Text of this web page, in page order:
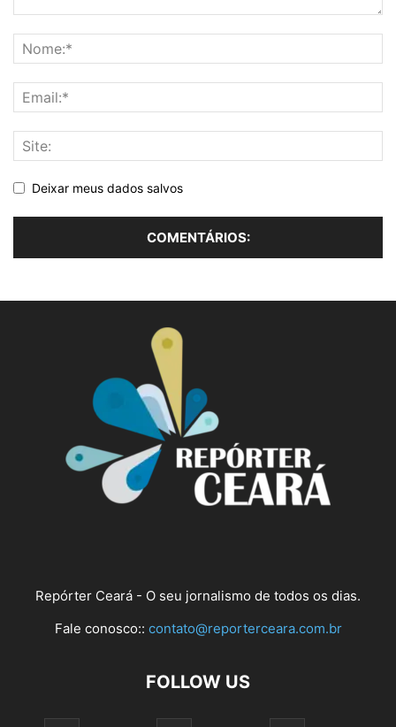
Deixar meus dados salvos
Repórter Ceará - O seu jornalismo de todos os dias.
Fale conosco:: contato@reporterceara.com.br
FOLLOW US